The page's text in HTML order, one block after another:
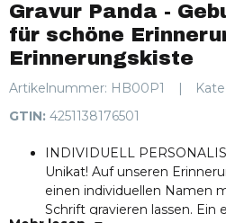
Gravur Panda -
für schöne
Erinnerungskiste
Artikelnummer: HB00P1
GTIN: 4251138176501
INDIVIDUELL
Unikat! Auf unseren
einen individuellen Namen
Schrift gravieren lassen. Ein